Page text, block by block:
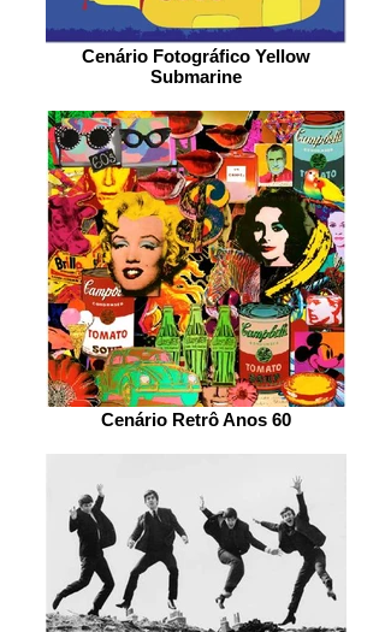
Cenário Fotográfico Yellow
Submarine
Cenário Retrô Anos 60